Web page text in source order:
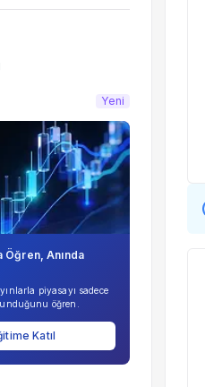
Yeni
Öğren, Anında
piyasayı sadece
öğren.
Katıl